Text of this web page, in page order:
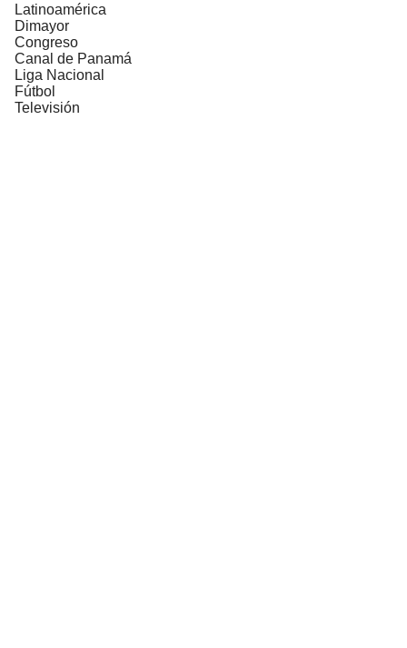
Latinoamérica
Dimayor
Congreso
Canal de Panamá
Liga Nacional
Fútbol
Televisión